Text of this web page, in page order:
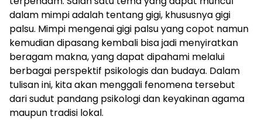
dalam mimpi adalah tentang gigi, khususnya gigi
palsu. Mimpi mengenai gigi palsu yang copot namun
kemudian dipasang kembali bisa jadi menyiratkan
beragam makna, yang dapat dipahami melalui
berbagai perspektif psikologis dan budaya. Dalam
tulisan ini, kita akan menggali fenomena tersebut
dari sudut pandang psikologi dan keyakinan agama
maupun tradisi lokal.